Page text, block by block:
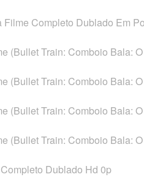
Completo Dublado Em
(Bullet Train: Comboio Bala:
(Bullet Train: Comboio Bala:
(Bullet Train: Comboio Bala:
(Bullet Train: Comboio Bala:
Dublado Hd 0p